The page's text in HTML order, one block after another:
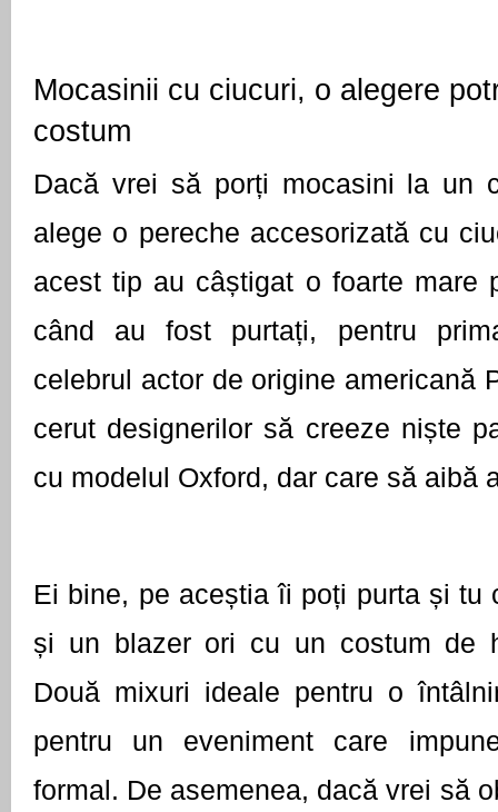
Mocasinii cu ciucuri, o alegere
costum
Dacă vrei să porți mocasini la un
alege o pereche accesorizată cu
acest tip au câștigat o foarte mare
când au fost purtați, pentru
celebrul actor de origine americană
cerut designerilor să creeze niște
cu modelul Oxford, dar care să aibă
Ei bine, pe aceștia îi poți purta și tu
și un blazer ori cu un costum de
Două mixuri ideale pentru o
pentru un eveniment care
formal. De asemenea, dacă vrei să